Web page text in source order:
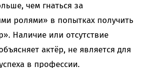
чем гнаться за
ролями» в попытках получить
Наличие или отсутствие
актёр, не является для
в профессии.